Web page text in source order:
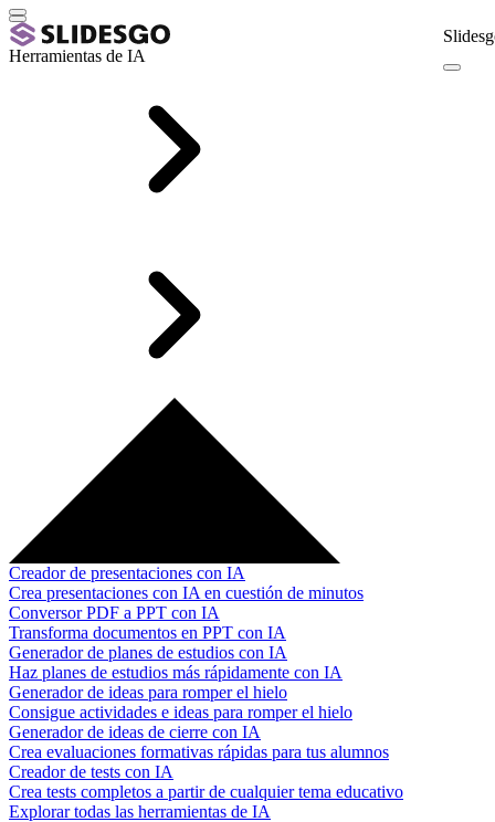
Herramientas de IA
Creador de presentaciones con IA
Crea presentaciones con IA en cuestión de minutos
Conversor PDF a PPT con IA
Transforma documentos en PPT con IA
Generador de planes de estudios con IA
Haz planes de estudios más rápidamente con IA
Generador de ideas para romper el hielo
Consigue actividades e ideas para romper el hielo
Generador de ideas de cierre con IA
Crea evaluaciones formativas rápidas para tus alumnos
Creador de tests con IA
Crea tests completos a partir de cualquier tema educativo
Explorar todas las herramientas de IA